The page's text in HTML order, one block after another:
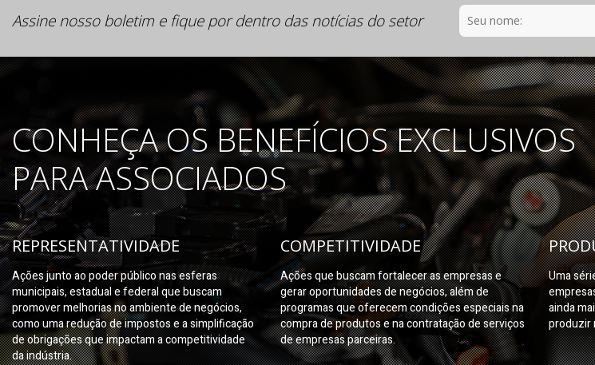
Assine nosso boletim e fique por dentro das notícias do setor
CONHEÇA OS BENEFÍCIOS EXCLUSIVOS
PARA ASSOCIADOS
REPRESENTATIVIDADE
Ações junto ao poder público nas esferas
municipais, estadual e federal que buscam
promover melhorias no ambiente de negócios,
como uma redução de impostos e a simplificação
de obrigações que impactam a competitividade
da indústria.
COMPETITIVIDADE
Ações que buscam fortalecer as empresas e
gerar oportunidades de negócios, além de
programas que oferecem condições especiais na
compra de produtos e na contratação de serviços
de empresas parceiras.
Uma
ainda
produzir